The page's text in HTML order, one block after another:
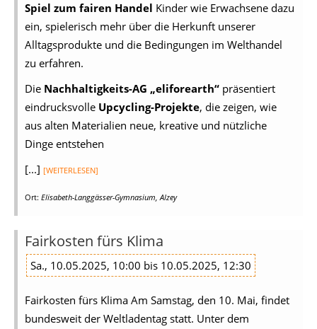
Spiel zum fairen Handel Kinder wie Erwachsene dazu
ein, spielerisch mehr über die Herkunft unserer
Alltagsprodukte und die Bedingungen im Welthandel
zu erfahren.
Die Nachhaltigkeits-AG „eliforearth“ präsentiert
eindrucksvolle Upcycling-Projekte, die zeigen, wie
aus alten Materialien neue, kreative und nützliche
Dinge entstehen
[...] [WEITERLESEN]
Ort: Elisabeth-Langgässer-Gymnasium, Alzey
Fairkosten fürs Klima
Sa., 10.05.2025, 10:00 bis 10.05.2025, 12:30
Fairkosten fürs Klima Am Samstag, den 10. Mai, findet
bundesweit der Weltladentag statt. Unter dem